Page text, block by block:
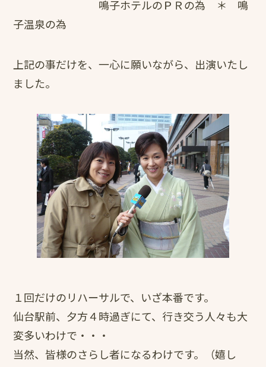
鳴子ホテルのＰＲの為 ＊ 鳴
子温泉の為
上記の事だけを、一心に願いながら、出演いたし
ました。
１回だけのリハーサルで、いざ本番です。
仙台駅前、夕方４時過ぎにて、行き交う人々も大
変多いわけで・・・
当然、皆様のさらし者になるわけです。（嬉し